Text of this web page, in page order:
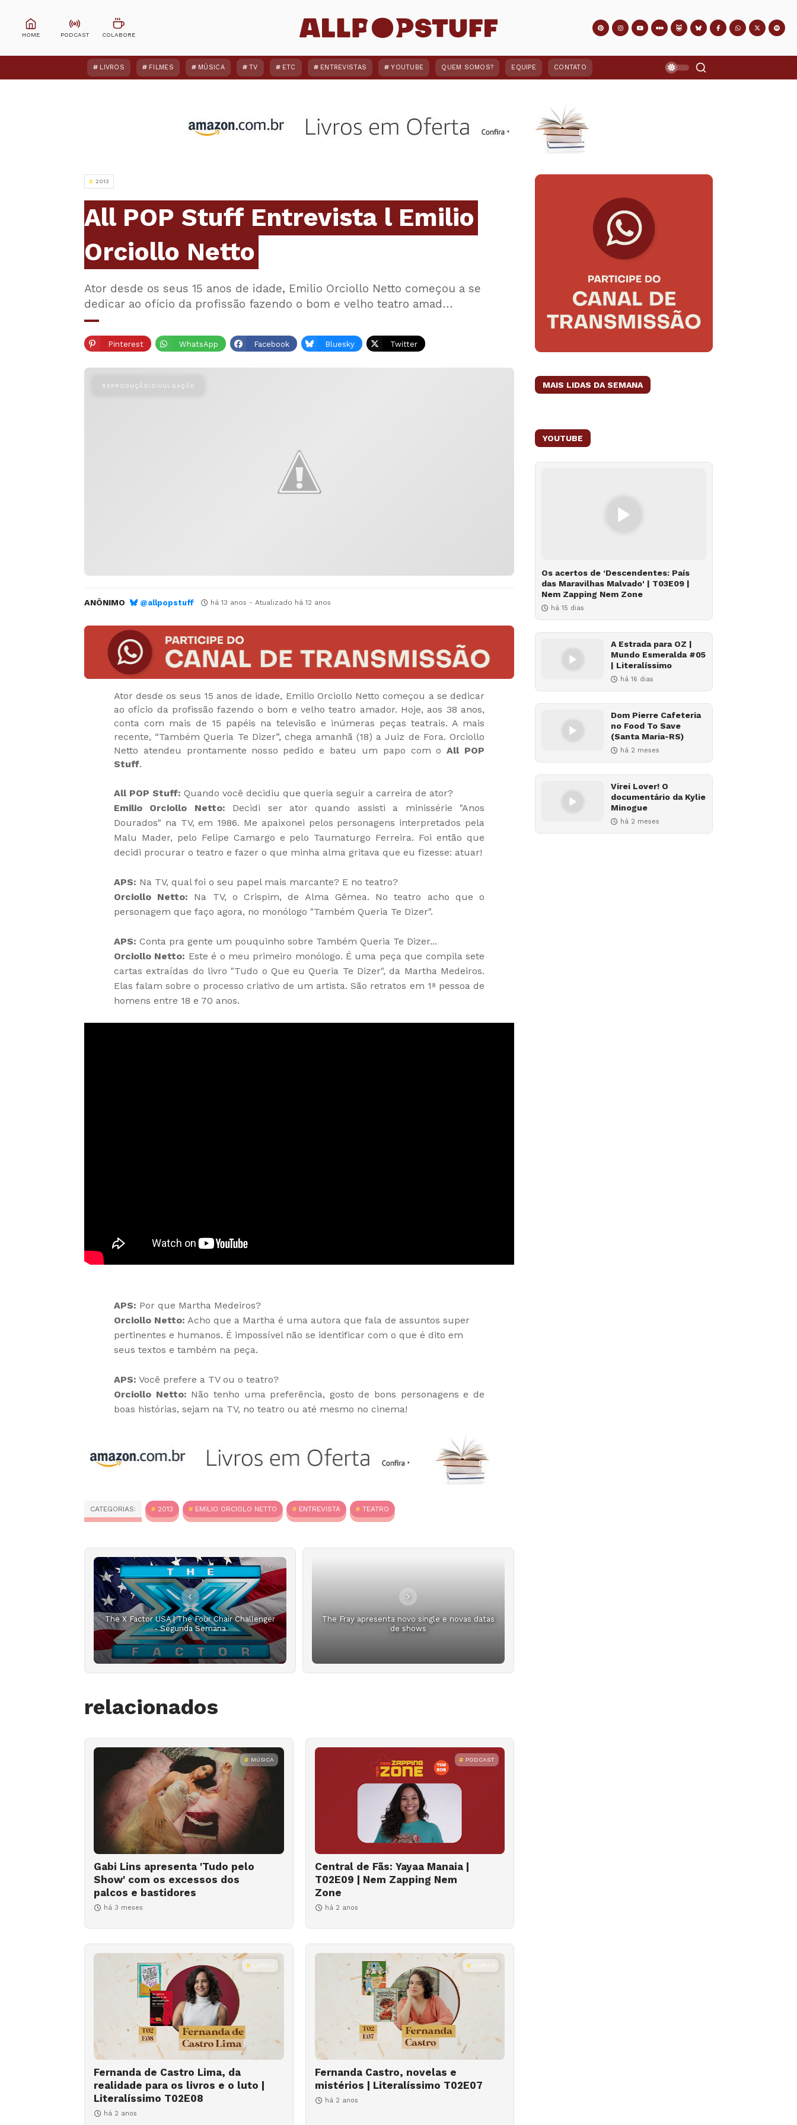
LIVROS FILMES MÚSICA TV ETC ENTREVISTAS YOUTUBE QUEM SOMOS? EQUIPE CONTATO
2013
All POP Stuff Entrevista l Emilio
Orciollo Netto
Ator desde os seus 15 anos de idade, Emilio Orciollo Netto começou a se
dedicar ao ofício da profissão fazendo o bom e velho teatro amad…
Pinterest WhatsApp Facebook Bluesky Twitter
ANÔNIMO @allpopstuff há 13 anos - Atualizado há 12 anos
Ator desde os seus 15 anos de idade, Emilio Orciollo Netto começou a se dedicar
ao ofício da profissão fazendo o bom e velho teatro amador. Hoje, aos 38 anos,
conta com mais de 15 papéis na televisão e inúmeras peças teatrais. A mais
recente, “Também Queria Te Dizer”, chega amanhã (18) a Juiz de Fora. Orciollo
Netto atendeu prontamente nosso pedido e bateu um papo com oAll POP
Stuff.
All POP Stuff: Quando você decidiu que queria seguir a carreira de ator?
Emilio Orciollo Netto: Decidi ser ator quando assisti a minissérie "Anos
Dourados" na TV, em 1986. Me apaixonei pelos personagens interpretados pela
Malu Mader, pelo Felipe Camargo e pelo Taumaturgo Ferreira. Foi então que
decidi procurar o teatro e fazer o que minha alma gritava que eu fizesse: atuar!
APS: Na TV, qual foi o seu papel mais marcante? E no teatro?
Orciollo Netto: Na TV, o Crispim, de Alma Gêmea. No teatro acho que o
personagem que faço agora, no monólogo "Também Queria Te Dizer".
APS: Conta pra gente um pouquinho sobre Também Queria Te Dizer...
Orciollo Netto: Este é o meu primeiro monólogo. É uma peça que compila sete
cartas extraídas do livro "Tudo o Que eu Queria Te Dizer", da Martha Medeiros.
Elas falam sobre o processo criativo de um artista. São retratos em 1ª pessoa de
homens entre 18 e 70 anos.
APS: Por que Martha Medeiros?
Orciollo Netto: Acho que a Martha é uma autora que fala de assuntos super
pertinentes e humanos. É impossível não se identificar com o que é dito em
seus textos e também na peça.
APS: Você prefere a TV ou o teatro?
Orciollo Netto: Não tenho uma preferência, gosto de bons personagens e de
boas histórias, sejam na TV, no teatro ou até mesmo no cinema!
CATEGORIAS: 2013 EMILIO ORCIOLO NETTO ENTREVISTA TEATRO
The X Factor USA | The Four Chair Challenger
- Segunda Semana
The Fray apresenta novo single e novas datas
de shows
relacionados
MÚSICA
Gabi Lins apresenta 'Tudo pelo
Show' com os excessos dos
palcos e bastidores
há 3 meses
PODCAST
Central de Fãs: Yayaa Manaia |
T02E09 | Nem Zapping Nem
Zone
há 2 anos
LIVROS
Fernanda de Castro Lima, da
realidade para os livros e o luto |
Literalíssimo T02E08
há 2 anos
LIVROS
Fernanda Castro, novelas e
mistérios | Literalíssimo T02E07
há 2 anos
MAIS LIDAS DA SEMANA
YOUTUBE
Os acertos de ‘Descendentes: País
das Maravilhas Malvado' | T03E09 |
Nem Zapping Nem Zone
há 15 dias
A Estrada para OZ |
Mundo Esmeralda #05
| Literalíssimo
há 16 dias
Dom Pierre Cafeteria
no Food To Save
(Santa Maria-RS)
há 2 meses
Virei Lover! O
documentário da Kylie
Minogue
há 2 meses